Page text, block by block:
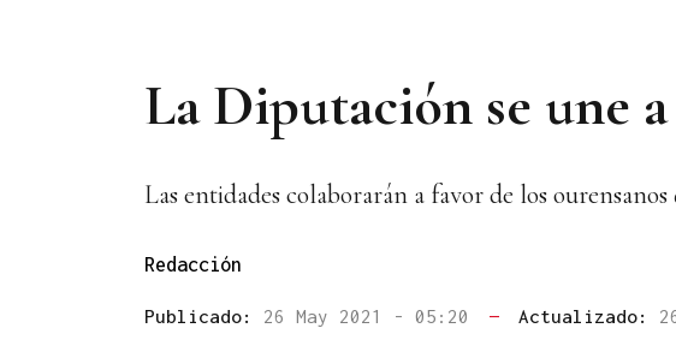
La Diputación se une
Las entidades colaborarán a favor de los
Redacción
Publicado: 26 May 2021 - 05:20 — Actualizado: